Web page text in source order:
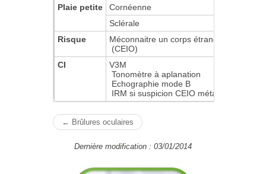
Plaie petite
Cornéenne
Sclérale
Risque
Méconnaitre un corps étranger
(CEIO)
CI
V3M
Tonomètre à aplanation
Echographie mode B
IRM si suspicion CEIO métallique
← Brûlures oculaires
Dernière modification : 03/01/2014